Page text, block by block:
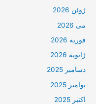
ژوئن 2026
می 2026
فوریه 2026
ژانویه 2026
دسامبر 2025
نوامبر 2025
اکتبر 2025